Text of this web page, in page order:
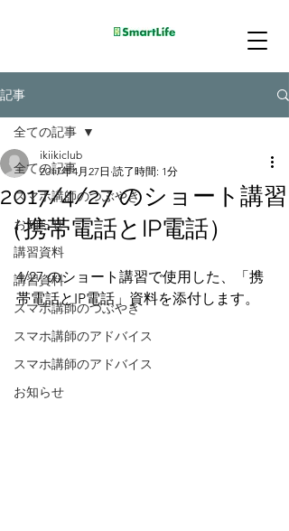
記事
全ての記事
スマホ講師のつぶやき
お知らせ
講習資料
講習資料
スマホ講師のつぶやき
スマホ講師のアドバイス
スマホ講師のアドバイス
お知らせ
全ての記事
2017/4/27 のショート講習
（携帯電話とIP電話）
ikiikiclub
2017年4月27日 読了時間: 1分
4/27 のショート講習で使用した、「携
帯電話とIP電話」資料を添付します。